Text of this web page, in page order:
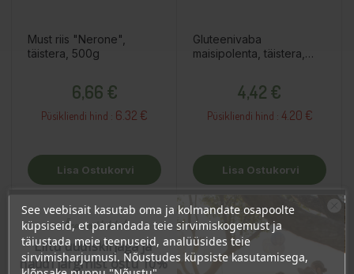
Must riis "Nerone",
täistera, 500g
6,66 €
Püsikliendi hind : 6.32 €
Lisa Ostukorvi
Gluteenivaba
maisipolenta, täistera,
4,42 €
Püsikliendi hind : 4.20 €
Lisa Ostukorvi
See veebisait kasutab oma ja kolmandate osapoolte
küpsiseid, et parandada teie sirvimiskogemust ja
täiustada meie teenuseid, analüüsides teie
sirvimisharjumusi. Nõustudes küpsiste kasutamisega,
Ära veel lahku!
Liitu uudiskirjaga ja
naudi järgmist ostu 10%